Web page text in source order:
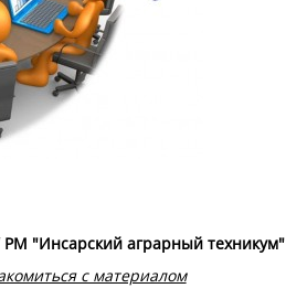
"Инсарский аграрный техникум"
с материалом